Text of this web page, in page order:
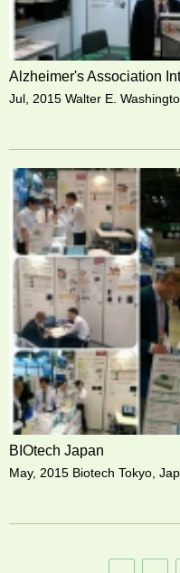
Alzheimer's Association
Jul, 2015 Walter E.
BIOtech Japan
May, 2015 Biotech Tokyo,